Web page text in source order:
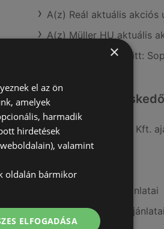
A(z) Reál aktuális akciós
A(z) Müller HU aktuális
A(z) Tesco üzletei itt:
Hasonló
A(z) Penny-Market Kft.
A(z) ALDI ajánlatai
A(z) CBA ajánlatai
A(z) Privát max ajánlatai
A(z) FullDiszkont ajánlatai
×
el az ön
amelyek
harmadik
hirdetések
valamint
oldalán bármikor
ELFOGADÁSA